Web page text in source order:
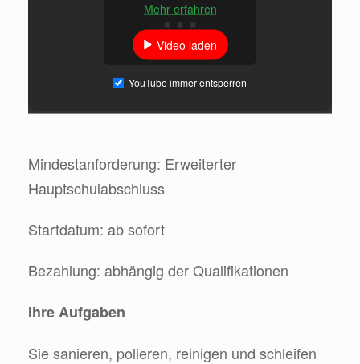
Mehr erfahren
Video laden
YouTube immer entsperren
Mindestanforderung: Erweiterter
Hauptschulabschluss
Startdatum: ab sofort
Bezahlung: abhängig der Qualifikationen
Ihre Aufgaben
Sie sanieren, polieren, reinigen und schleifen